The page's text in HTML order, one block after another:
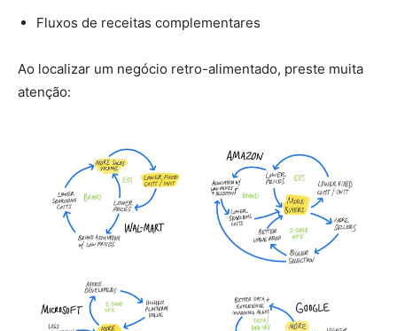
Fluxos de receitas complementares
Ao localizar um negócio retro-alimentado, preste muita
atenção: